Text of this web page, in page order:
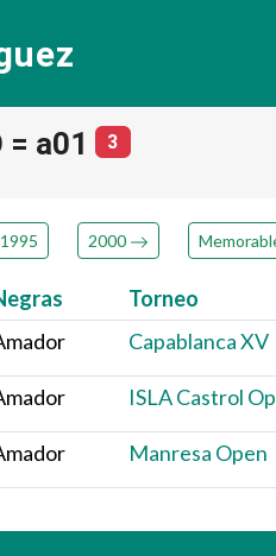
a01 3número de
1995 2000
Torneo
Capablanca XV
ISLA Castrol
Manresa Open